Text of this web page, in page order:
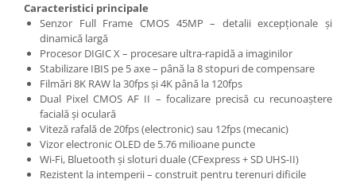
Caracteristici principale
Senzor Full Frame CMOS 45MP – detalii excepționale și
dinamică largă
Procesor DIGIC X – procesare ultra-rapidă a imaginilor
Stabilizare IBIS pe 5 axe – până la 8 stopuri de compensare
Filmări 8K RAW la 30fps și 4K până la 120fps
Dual Pixel CMOS AF II – focalizare precisă cu recunoaștere
facială și oculară
Viteză rafală de 20fps (electronic) sau 12fps (mecanic)
Vizor electronic OLED de 5.76 milioane puncte
Wi-Fi, Bluetooth și sloturi duale (CFexpress + SD UHS-II)
Rezistent la intemperii – construit pentru terenuri dificile